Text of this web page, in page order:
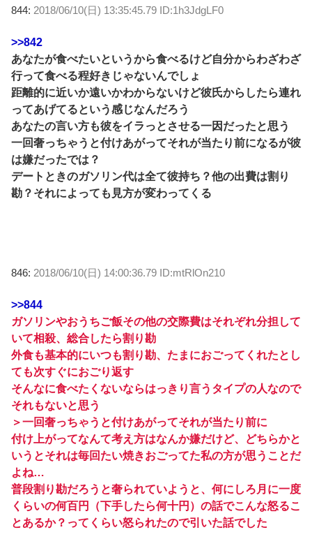
844: 2018/06/10(日) 13:35:45.79 ID:1h3JdgLF0
>>842
あなたが食べたいというから食べるけど自分からわざわざ
行って食べる程好きじゃないんでしょ
距離的に近いか遠いかわからないけど彼氏からしたら連れ
ってあげてるという感じなんだろう
あなたの言い方も彼をイラっとさせる一因だったと思う
一回奢っちゃうと付けあがってそれが当たり前になるが彼
は嫌だったでは？
デートときのガソリン代は全て彼持ち？他の出費は割り
勘？それによっても見方が変わってくる
846: 2018/06/10(日) 14:00:36.79 ID:mtRlOn210
>>844
ガソリンやおうちご飯その他の交際費はそれぞれ分担して
いて相殺、総合したら割り勘
外食も基本的にいつも割り勘、たまにおごってくれたとし
ても次すぐにおごり返す
そんなに食べたくないならはっきり言うタイプの人なので
それもないと思う
＞一回奢っちゃうと付けあがってそれが当たり前に
付け上がってなんて考え方はなんか嫌だけど、どちらかと
いうとそれは毎回たい焼きおごってた私の方が思うことだ
よね…
普段割り勘だろうと奢られていようと、何にしろ月に一度
くらいの何百円（下手したら何十円）の話でこんな怒るこ
とあるか？ってくらい怒られたので引いた話でした